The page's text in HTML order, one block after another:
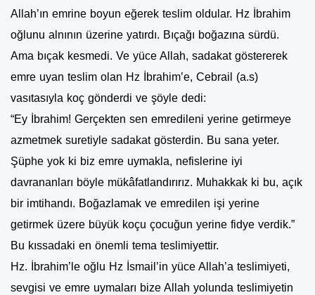
Allah’ın emrine boyun eğerek teslim oldular. Hz İbrahim
oğlunu alnının üzerine yatırdı. Bıçağı boğazına sürdü.
Ama bıçak kesmedi. Ve yüce Allah, sadakat göstererek
emre uyan teslim olan Hz İbrahim’e, Cebrail (a.s)
vasıtasıyla koç gönderdi ve şöyle dedi:
“Ey İbrahim! Gerçekten sen emredileni yerine getirmeye
azmetmek suretiyle sadakat gösterdin. Bu sana yeter.
Şüphe yok ki biz emre uymakla, nefislerine iyi
davrananları böyle mükâfatlandırırız. Muhakkak ki bu, açık
bir imtihandı. Boğazlamak ve emredilen işi yerine
getirmek üzere büyük koçu çocuğun yerine fidye verdik.”
Bu kıssadaki en önemli tema teslimiyettir.
Hz. İbrahim’le oğlu Hz İsmail’in yüce Allah’a teslimiyeti,
sevgisi ve emre uymaları bize Allah yolunda teslimiyetin